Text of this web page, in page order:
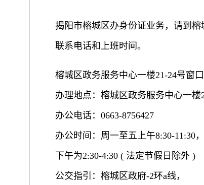
揭阳市榕城区办身份证业务，请到榕
联系电话和上班时间。
榕城区政务服务中心一楼21-24号窗口
办理地点：榕城区政务服务中心一楼
办公电话：0663-8756427
办公时间：周一至五上午8:30-11:30
下午为2:30-4:30 ( 法定节假日除外 )
公交指引：榕城区政府-2环a线，